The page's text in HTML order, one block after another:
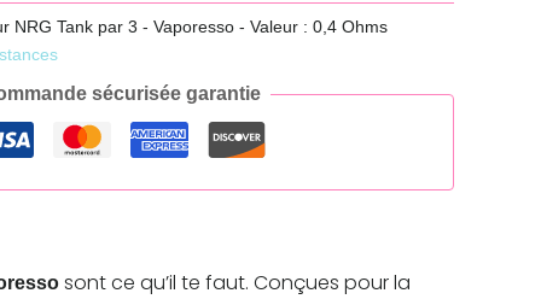
NRG Tank par 3 - Vaporesso - Valeur : 0,4 Ohms
sécurisée garantie
sont ce qu’il te faut. Conçues pour la